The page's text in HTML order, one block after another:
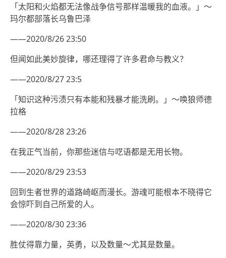
「太阳和火焰都无法像战争信号那样温暖我的血液。」～
玛尔都部落长乌鲁巴泽
——2020/8/26 23:50
但闻如此美妙旋律，哪还理得了许多君命与教义？
——2020/8/27 23:5
「知识这种污渍只有本能和残暴才能洗刷。」～唤狼师德
拉格
——2020/8/28 23:26
在我正气当前，你那些迷信与呓语都是无用长物。
——2020/8/29 23:53
回到生者世界的道路崎岖而漫长。游魂可能根本不晓得它
会惊吓到自己所爱的人。
——2020/8/30 23:36
胜仗得靠力量，英勇，以及数量～尤其是数量。